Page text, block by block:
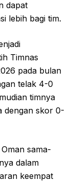
dapat
lebih bagi tim.
Timnas
pada bulan
telak 4-0
timnya
dengan skor 0-
sama-
dalam
keempat